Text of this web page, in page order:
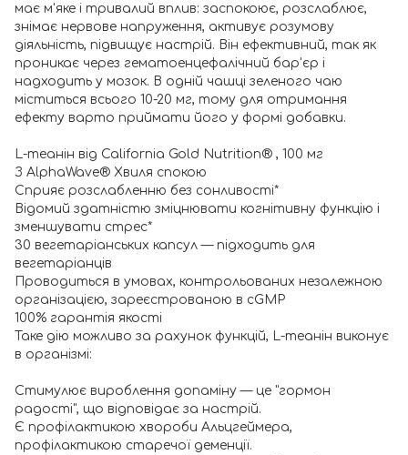
має м'яке і тривалий вплив: заспокоює, розслаблює,
знімає нервове напруження, активує розумову
діяльність, підвищує настрій. Він ефективний, так як
проникає через гематоенцефалічний бар'єр і
надходить у мозок. В одній чашці зеленого чаю
міститься всього 10-20 мг, тому для отримання
ефекту варто приймати його у формі добавки.
L-теанін від California Gold Nutrition® , 100 мг
З AlphaWave® Хвиля спокою
Сприяє розслабленню без сонливості*
Відомий здатністю зміцнювати когнітивну функцію і
зменшувати стрес*
30 вегетаріанських капсул — підходить для
вегетаріанців
Проводиться в умовах, контрольованих незалежною
організацією, зареєстрованою в cGMP
100% гарантія якості
Таке дію можливо за рахунок функцій, L-теанін виконує
в організмі:
Стимулює вироблення допаміну — це "гормон
радості", що відповідає за настрій.
Є профілактикою хвороби Альцгеймера,
профілактикою старечої деменції.